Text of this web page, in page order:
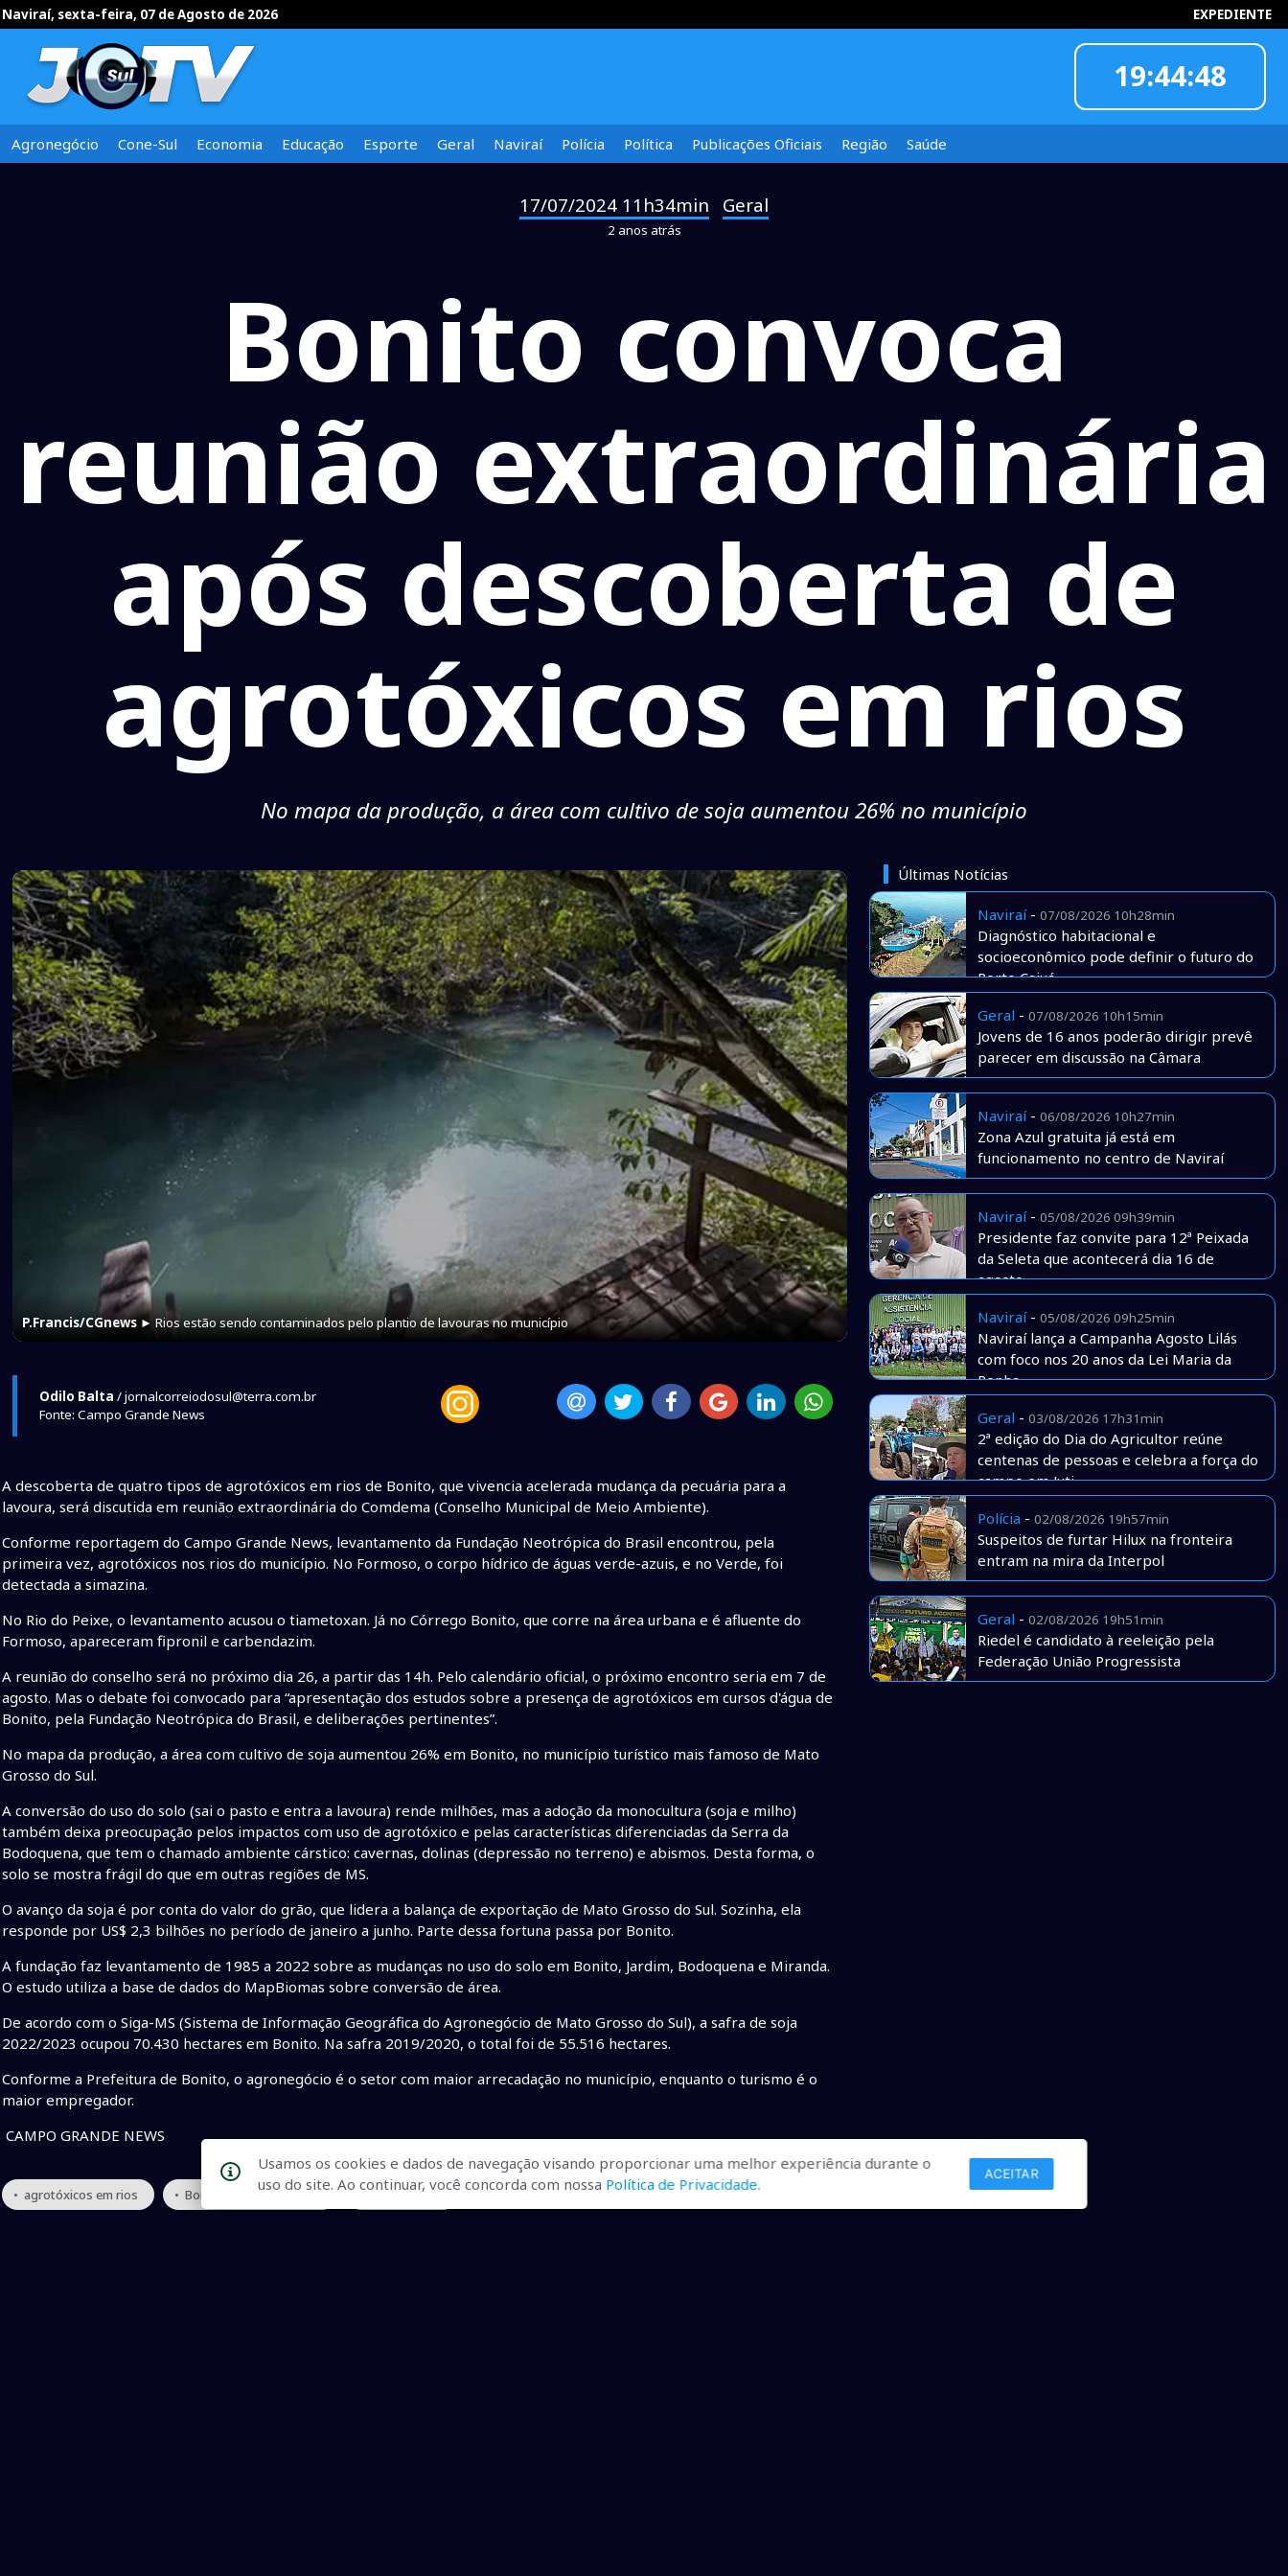
Naviraí, sexta-feira, 07 de Agosto de 2026 EXPEDIENTE
19:44:49
INFORMOU
Agronegócio Cone-Sul Economia Educação Esporte Geral Naviraí Polícia Política Publicações Oficiais Região Saúde
17/07/2024 11h34min Geral
2 anos atrás
Bonito convoca
reunião extraordinária
após descoberta de
agrotóxicos em rios
No mapa da produção, a área com cultivo de soja aumentou 26% no município
P.Francis/CGnews ► Rios estão sendo contaminados pelo plantio de lavouras no município
Odilo Balta / jornalcorreiodosul@terra.com.br
Fonte: Campo Grande News
A descoberta de quatro tipos de agrotóxicos em rios de Bonito, que vivencia acelerada mudança da pecuária para a
lavoura, será discutida em reunião extraordinária do Comdema (Conselho Municipal de Meio Ambiente).
Conforme reportagem do Campo Grande News, levantamento da Fundação Neotrópica do Brasil encontrou, pela
primeira vez, agrotóxicos nos rios do município. No Formoso, o corpo hídrico de águas verde-azuis, e no Verde, foi
detectada a simazina.
No Rio do Peixe, o levantamento acusou o tiametoxan. Já no Córrego Bonito, que corre na área urbana e é afluente do
Formoso, apareceram fipronil e carbendazim.
A reunião do conselho será no próximo dia 26, a partir das 14h. Pelo calendário oficial, o próximo encontro seria em 7 de
agosto. Mas o debate foi convocado para “apresentação dos estudos sobre a presença de agrotóxicos em cursos d'água de
Bonito, pela Fundação Neotrópica do Brasil, e deliberações pertinentes”.
No mapa da produção, a área com cultivo de soja aumentou 26% em Bonito, no município turístico mais famoso de Mato
Grosso do Sul.
A conversão do uso do solo (sai o pasto e entra a lavoura) rende milhões, mas a adoção da monocultura (soja e milho)
também deixa preocupação pelos impactos com uso de agrotóxico e pelas características diferenciadas da Serra da
Bodoquena, que tem o chamado ambiente cárstico: cavernas, dolinas (depressão no terreno) e abismos. Desta forma, o
solo se mostra frágil do que em outras regiões de MS.
O avanço da soja é por conta do valor do grão, que lidera a balança de exportação de Mato Grosso do Sul. Sozinha, ela
responde por US$ 2,3 bilhões no período de janeiro a junho. Parte dessa fortuna passa por Bonito.
A fundação faz levantamento de 1985 a 2022 sobre as mudanças no uso do solo em Bonito, Jardim, Bodoquena e Miranda.
O estudo utiliza a base de dados do MapBiomas sobre conversão de área.
De acordo com o Siga-MS (Sistema de Informação Geográfica do Agronegócio de Mato Grosso do Sul), a safra de soja
2022/2023 ocupou 70.430 hectares em Bonito. Na safra 2019/2020, o total foi de 55.516 hectares.
Conforme a Prefeitura de Bonito, o agronegócio é o setor com maior arrecadação no município, enquanto o turismo é o
maior empregador.
CAMPO GRANDE NEWS
• agrotóxicos em rios • Bonito convoca reunião • rio de bonito
Últimas Notícias
Naviraí- 07/08/2026 10h28min
Diagnóstico habitacional e
socioeconômico pode definir o futuro do
Porto Caiuá
Geral - 07/08/2026 10h15min
Jovens de 16 anos poderão dirigir prevê
parecer em discussão na Câmara
Naviraí- 06/08/2026 10h27min
Zona Azul gratuita já está em
funcionamento no centro de Naviraí
Naviraí- 05/08/2026 09h39min
Presidente faz convite para 12ª Peixada
da Seleta que acontecerá dia 16 de
agosto
Naviraí- 05/08/2026 09h25min
Naviraí lança a Campanha Agosto Lilás
com foco nos 20 anos da Lei Maria da
Penha
Geral - 03/08/2026 17h31min
2ª edição do Dia do Agricultor reúne
centenas de pessoas e celebra a força do
campo em Juti
Polícia - 02/08/2026 19h57min
Suspeitos de furtar Hilux na fronteira
entram na mira da Interpol
Geral - 02/08/2026 19h51min
Riedel é candidato à reeleição pela
Federação União Progressista
Usamos os cookies e dados de navegação visando proporcionar uma melhor experiência durante o
uso do site. Ao continuar, você concorda com nossa Política de Privacidade.
ACEITAR